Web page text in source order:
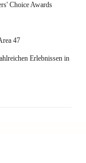
Choice Awards
47
Erlebnissen in